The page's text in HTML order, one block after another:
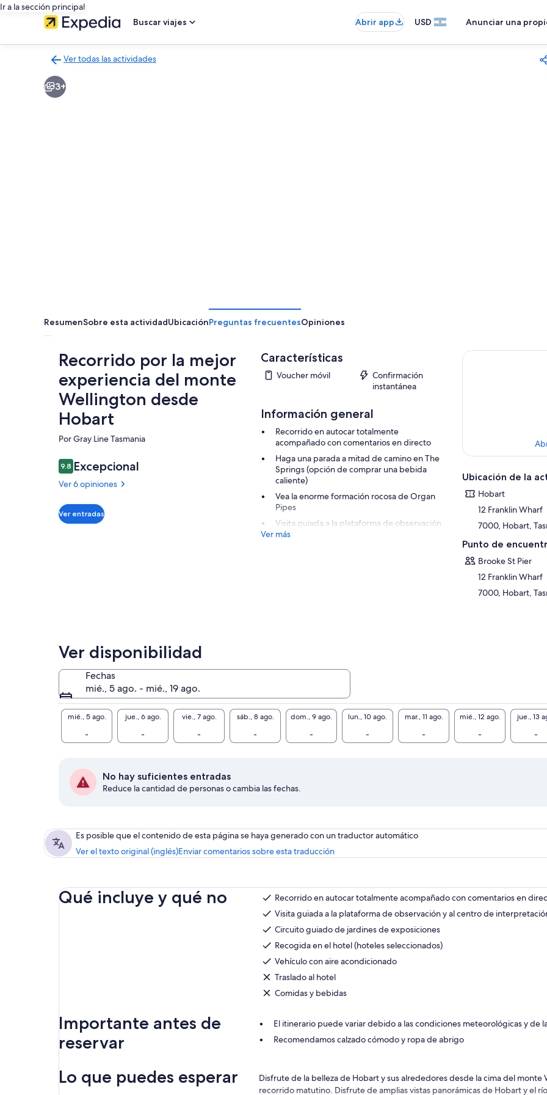
Ir a la sección principal
Buscar viajes
Abrir app USD Anunciar una
Ver todas las actividades
a
la
3+
ResumenSobre esta actividadUbicaciónPreguntas frecuentesOpiniones
Recorrido por la mejor
experiencia del monte
Wellington desde
Hobart
Por Gray Line Tasmania
9.89.8 de 10
Excepcional
Ver 6 opiniones
Ver entradas
Características
Voucher móvil
Confirmación
instantánea
Información general
Recorrido en autocar totalmente
acompañado con comentarios en directo
Haga una parada a mitad de camino en The
Springs (opción de comprar una bebida
caliente)
Vea la enorme formación rocosa de Organ
Pipes
Visita guiada a la plataforma de observación
Ver más
Ubicación de la
Hobart
12 Franklin Wharf
7000, Hobart,
Punto de
Brooke St Pier
12 Franklin Wharf
7000, Hobart,
Ver disponibilidad
Fechas
mié., 5 ago. - mié., 19 ago.
mié., 5 ago.
-
jue., 6 ago.
-
vie., 7 ago.
-
sáb., 8 ago.
-
dom., 9 ago.
-
lun., 10 ago.
-
mar., 11 ago.
-
mié., 12 ago.
-
jue., 13
-
No hay suficientes entradas
Reduce la cantidad de personas o cambia las fechas.
Es posible que el contenido de esta página se haya generado con un traductor automático
Ver el texto original (inglés)Enviar comentarios sobre esta traducciónSe
abrirá
nueva
Qué incluye y qué no
Recorrido en autocar totalmente acompañado con comentarios en
Visita guiada a la plataforma de observación y al centro de
Circuito guiado de jardines de exposiciones
Recogida en el hotel (hoteles seleccionados)
Vehículo con aire acondicionado
Traslado al hotel
Comidas y bebidas
Importante antes de
reservar
El itinerario puede variar debido a las condiciones meteorológicas y de
Recomendamos calzado cómodo y ropa de abrigo
Lo que puedes esperar
Disfrute de la belleza de Hobart y sus alrededores desde la cima del monte
recorrido matutino. Disfrute de amplias vistas panorámicas de Hobart y el